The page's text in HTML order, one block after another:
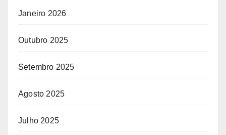
Janeiro 2026
Outubro 2025
Setembro 2025
Agosto 2025
Julho 2025